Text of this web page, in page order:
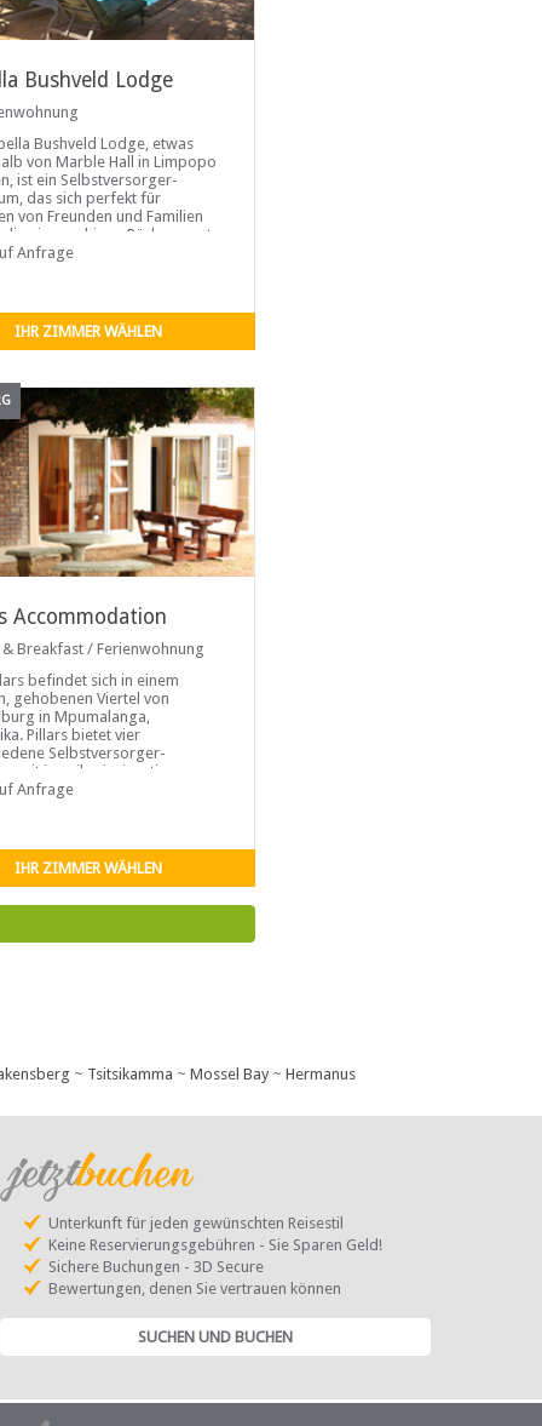
Bushveld Lodge
Bushveld Lodge, etwas
von Marble Hall in Limpopo
ist ein Selbstversorger-
das sich perfekt für
von Freunden und Familien
die einen ruhigen Rückzugsort
Busch suchen. Die
Chalets
Anfrage
IHR ZIMMER WÄHLEN
Accommodation
Breakfast / Ferienwohnung
befindet sich in einem
gehobenen Viertel von
in Mpumalanga,
Pillars bietet vier
Selbstversorger-
mit jeweils einzigartiger
und Luxus. Jeder hat einen
Anfrage
IHR ZIMMER WÄHLEN
~ Tsitsikamma ~ Mossel Bay~ Hermanus
Unterkunft für jeden gewünschten Reisestil
Keine Reservierungsgebühren - Sie Sparen Geld!
Sichere Buchungen - 3D Secure
Bewertungen, denen Sie vertrauen können
SUCHEN UND BUCHEN